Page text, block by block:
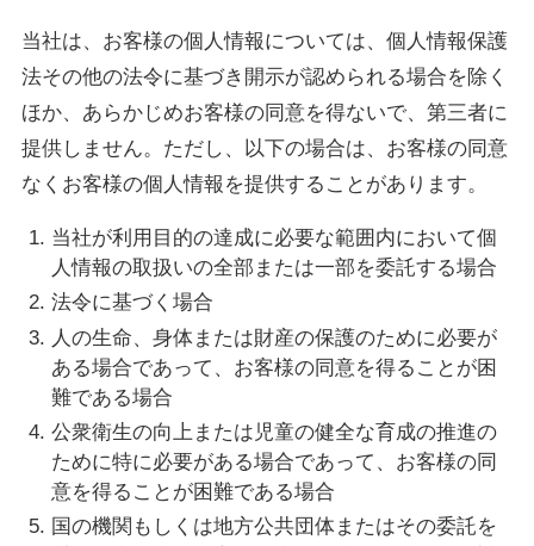
当社は、お客様の個人情報については、個人情報保護
法その他の法令に基づき開示が認められる場合を除く
ほか、あらかじめお客様の同意を得ないで、第三者に
提供しません。ただし、以下の場合は、お客様の同意
なくお客様の個人情報を提供することがあります。
当社が利用目的の達成に必要な範囲内において個
人情報の取扱いの全部または一部を委託する場合
法令に基づく場合
人の生命、身体または財産の保護のために必要が
ある場合であって、お客様の同意を得ることが困
難である場合
公衆衛生の向上または児童の健全な育成の推進の
ために特に必要がある場合であって、お客様の同
意を得ることが困難である場合
国の機関もしくは地方公共団体またはその委託を